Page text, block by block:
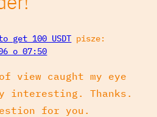
get 100 USDT pisze:
o 07:50
view caught my eye
interesting. Thanks.
for you.